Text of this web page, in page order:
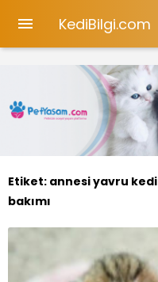
 KediBilgi.com
Etiket: annesi yavru kedi
bakımı